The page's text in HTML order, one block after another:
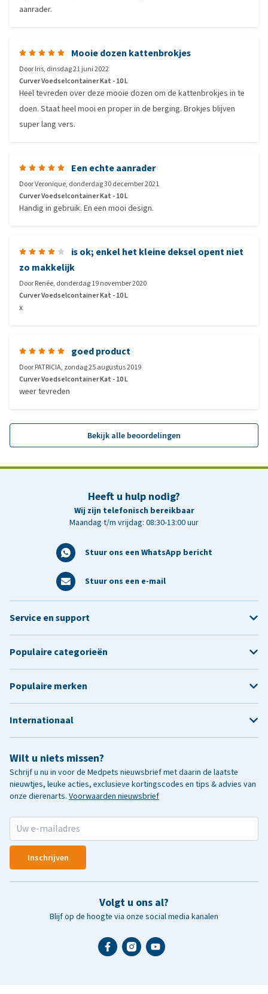
aanrader.
Mooie dozen kattenbrokjes
DoorIris, dinsdag 21 juni 2022
Curver Voedselcontainer Kat - 10 L
Heel tevreden over deze mooie dozen om de kattenbrokjes in te
doen. Staat heel mooi en proper in de berging. Brokjes blijven
super lang vers.
Een echte aanrader
DoorVeronique, donderdag 30 december 2021
Curver Voedselcontainer Kat - 10 L
Handig in gebruik. En een mooi design.
is ok; enkel het kleine deksel opent niet
zo makkelijk
DoorRenée, donderdag 19 november 2020
Curver Voedselcontainer Kat - 10 L
x
goed product
DoorPATRICIA, zondag 25 augustus 2019
Curver Voedselcontainer Kat - 10 L
weer tevreden
Bekijk alle beoordelingen
Heeft u hulp nodig?
Wij zijn telefonisch bereikbaar
Maandag t/m vrijdag: 08:30-13:00 uur
Stuur ons een WhatsApp bericht
Stuur ons een e-mail
Wilt u niets missen?
Schrijf u nu in voor de Medpets nieuwsbrief met daarin de laatste
nieuwtjes, leuke acties, exclusieve kortingscodes en tips & advies van
onze dierenarts. Voorwaarden nieuwsbrief
Inschrijven
Volgt u ons al?
Blijf op de hoogte via onze social media kanalen
Service en support
Populaire categorieën
Populaire merken
Internationaal